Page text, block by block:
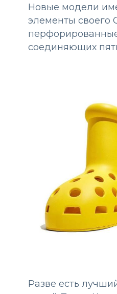
Новые модели
элементы своего
перфорированные
соединяющих
Разве есть